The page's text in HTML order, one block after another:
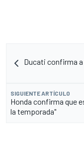
Ducati confirma a
SIGUIENTE ARTÍCULO
Honda confirma que
la temporada"